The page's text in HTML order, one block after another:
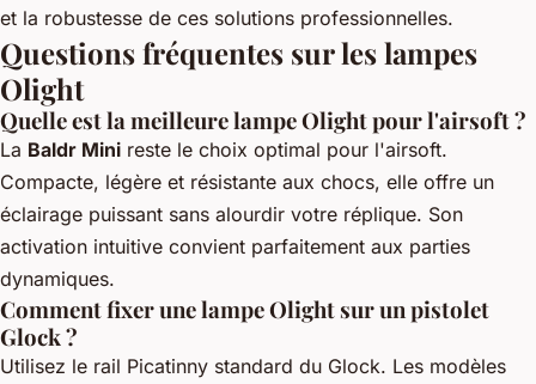
et la robustesse de ces solutions professionnelles.
Questions fréquentes sur les lampes
Olight
Quelle est la meilleure lampe Olight pour l'airsoft ?
La Baldr Mini reste le choix optimal pour l'airsoft.
Compacte, légère et résistante aux chocs, elle offre un
éclairage puissant sans alourdir votre réplique. Son
activation intuitive convient parfaitement aux parties
dynamiques.
Comment fixer une lampe Olight sur un pistolet
Glock ?
Utilisez le rail Picatinny standard du Glock. Les modèles